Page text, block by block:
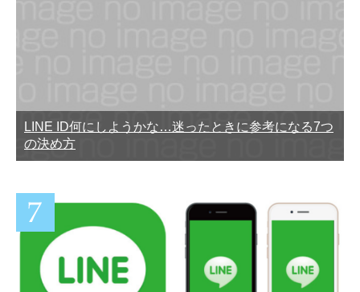
LINE ID何にしようかな…迷ったときに参考になる7つ
の決め方